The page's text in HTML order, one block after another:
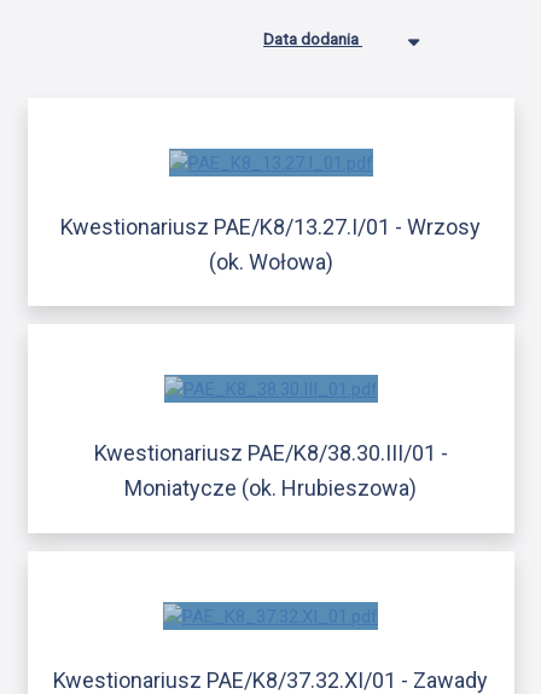
Data dodania
Kwestionariusz PAE/K8/13.27.I/01 - Wrzosy
(ok. Wołowa)
Kwestionariusz PAE/K8/38.30.III/01 -
Moniatycze (ok. Hrubieszowa)
Kwestionariusz PAE/K8/37.32.XI/01 - Zawady